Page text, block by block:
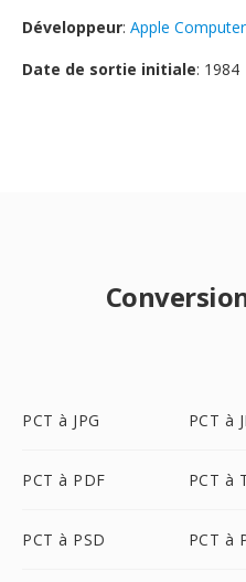
Développeur: Apple Computer
Date de sortie initiale: 1984
PCT à JPG PCT à
PCT à PDF PCT à
PCT à PSD PCT à